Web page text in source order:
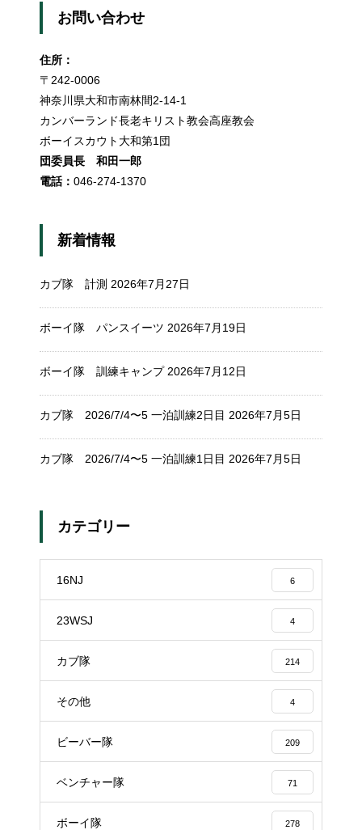
お問い合わせ
住所：
〒242-0006
神奈川県大和市南林間2-14-1
カンバーランド長老キリスト教会高座教会
ボーイスカウト大和第1団
団委員長 和田一郎
電話： 046-274-1370
新着情報
カブ隊 計測 2026年7月27日
ボーイ隊 パンスイーツ 2026年7月19日
ボーイ隊 訓練キャンプ 2026年7月12日
カブ隊 2026/7/4〜5 一泊訓練2日目 2026年7月5日
カブ隊 2026/7/4〜5 一泊訓練1日目 2026年7月5日
カテゴリー
16NJ 6
23WSJ 4
カブ隊 214
その他 4
ビーバー隊 209
ベンチャー隊 71
ボーイ隊 278